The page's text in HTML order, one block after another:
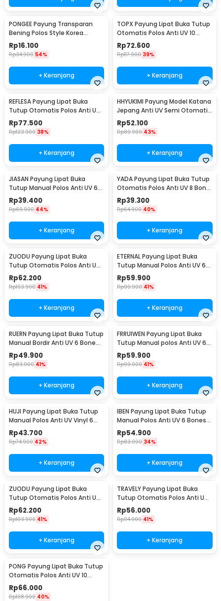
PONGEE Payung Transparan
Bening Polos Style Korea
Jepang 8 Bone 90cm - P077
Rp16.100
Rp34.900 54%
+ Keranjang
TOPX Payung Lipat Buka Tutup
Otomatis Polos Anti UV 10
Bone 105cm - T1212
Rp72.600
Rp117.900 39%
+ Keranjang
REFLESA Payung Lipat Buka
Tutup Otomatis Polos Anti UV
10 Bone 105cm - MI7454
Rp77.500
Rp123.900 38%
+ Keranjang
HHYUKIMI Payung Model Katana
Jepang Anti UV Semi Otomatis
8 Bone 103cm - AA415
Rp52.100
Rp89.900 43%
+ Keranjang
JIASAN Payung Lipat Buka
Tutup Manual Polos Anti UV 6
Bone 90cm - A50
Rp39.400
Rp69.900 44%
+ Keranjang
YADA Payung Lipat Buka Tutup
Otomatis Polos Anti UV 8 Bone
96cm - YD98
Rp39.300
Rp64.900 40%
+ Keranjang
ZUODU Payung Lipat Buka
Tutup Otomatis Polos Anti UV
10 Bone 105cm - ZPL2
Rp62.200
Rp103.900 41%
+ Keranjang
ETERNAL Payung Lipat Buka
Tutup Manual Polos Anti UV 6
Bone 50cm - E-50
Rp59.900
Rp99.900 41%
+ Keranjang
RUERN Payung Lipat Buka Tutup
Manual Bordir Anti UV 6 Bone
92cm - R-3
Rp49.900
Rp83.900 41%
+ Keranjang
FRRUIWEN Payung Lipat Buka
Tutup Manual polos Anti UV 6
Bone 90cm - F-6
Rp59.900
Rp99.900 41%
+ Keranjang
HUJI Payung Lipat Buka Tutup
Manual Polos Anti UV Vinyl 6
Bone 90cm - HJ190
Rp43.700
Rp74.900 42%
+ Keranjang
IBEN Payung Lipat Buka Tutup
Manual Polos Anti UV 6 Bones
90cm - HA003
Rp54.900
Rp83.000 34%
+ Keranjang
ZUODU Payung Lipat Buka
Tutup Otomatis Polos Anti UV
10 Bone 103cm - YMD-10
Rp62.200
Rp103.900 41%
+ Keranjang
TRAVELY Payung Lipat Buka
Tutup Otomatis Polos Anti UV
12 Bone 105cm - TRA002
Rp56.000
Rp94.900 41%
+ Keranjang
PONG Payung Lipat Buka Tutup
Otomatis Polos Anti UV 10
Bone 107cm - CJZ15
Rp66.000
Rp108.900 40%